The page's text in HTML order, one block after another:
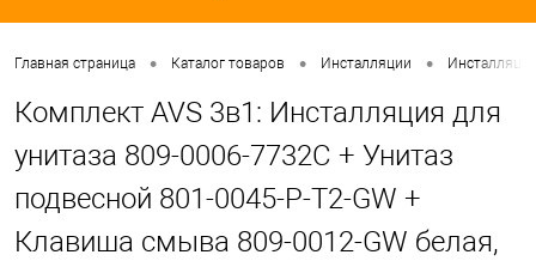
Главная страница • Каталог товаров • Инсталляции •
Комплект AVS 3в1: Инсталляция для
унитаза 809-0006-7732C + Унитаз
подвесной 801-0045-P-T2-GW +
Клавиша смыва 809-0012-GW белая,